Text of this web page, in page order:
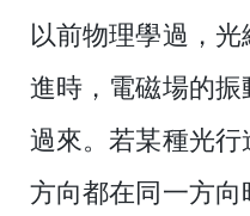
以前物理學過，
進時，電磁場的
過來。若某種光
方向都在同一方